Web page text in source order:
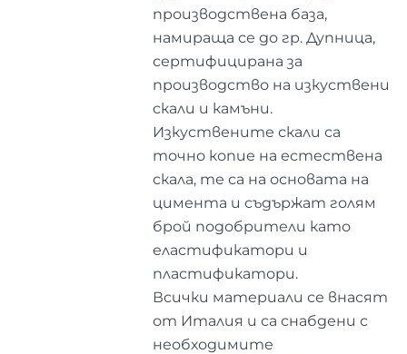
производствена база,
намираща се до гр. Дупница,
сертифицирана за
производство на изкуствени
скали и камъни.
Изкуствените скали са
точно копие на естествена
скала, те са на основата на
цимента и съдържат голям
брой подобрители като
еластификатори и
пластификатори.
Всички материали се внасят
от Италия и са снабдени с
необходимите